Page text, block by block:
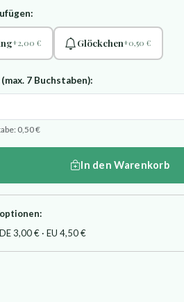
+2,00 € Glöckchen+0,50 €
7 Buchstaben):
0,50 €
In den Warenkorb
DE 3,00 € · EU 4,50 €